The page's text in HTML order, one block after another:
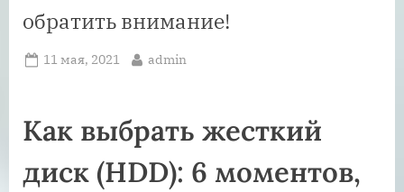
обратить внимание!
Posted
11 мая, 2021 By
admin
Как выбрать жесткий
диск (HDD): 6 моментов,